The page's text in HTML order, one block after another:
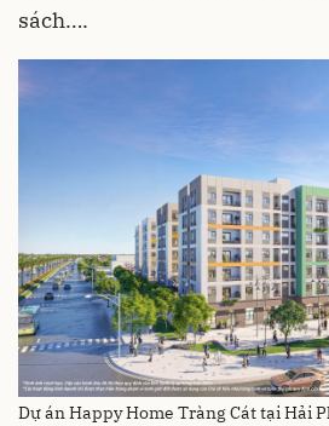
sách….
Dự án Happy Home Tràng Cát tại Hải